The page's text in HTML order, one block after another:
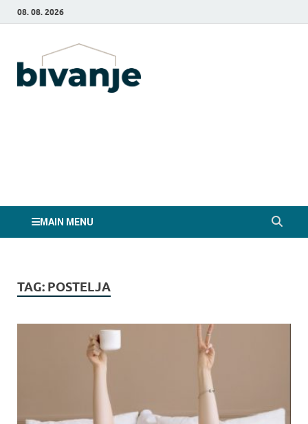
08. 08. 2026
MAIN MENU
TAG: POSTELJA